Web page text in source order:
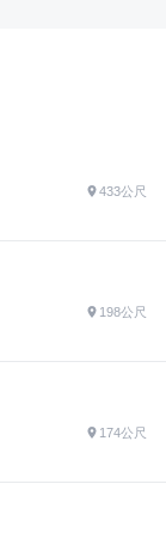
433公尺
198公尺
174公尺